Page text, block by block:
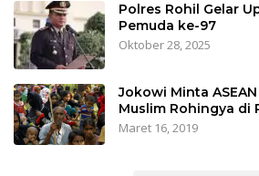
Polres Rohil Gelar
Pemuda ke-97
Oktober 28, 2025
Jokowi Minta
Muslim Rohingya di
Maret 16, 2019